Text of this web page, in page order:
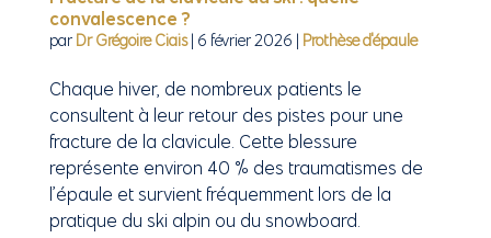
convalescence ?
par Dr Grégoire Ciais| 6 février 2026 | Prothèse d'épaule
Chaque hiver, de nombreux patients le
consultent à leur retour des pistes pour une
fracture de la clavicule. Cette blessure
représente environ 40 % des traumatismes de
l’épaule et survient fréquemment lors de la
pratique du ski alpin ou du snowboard.